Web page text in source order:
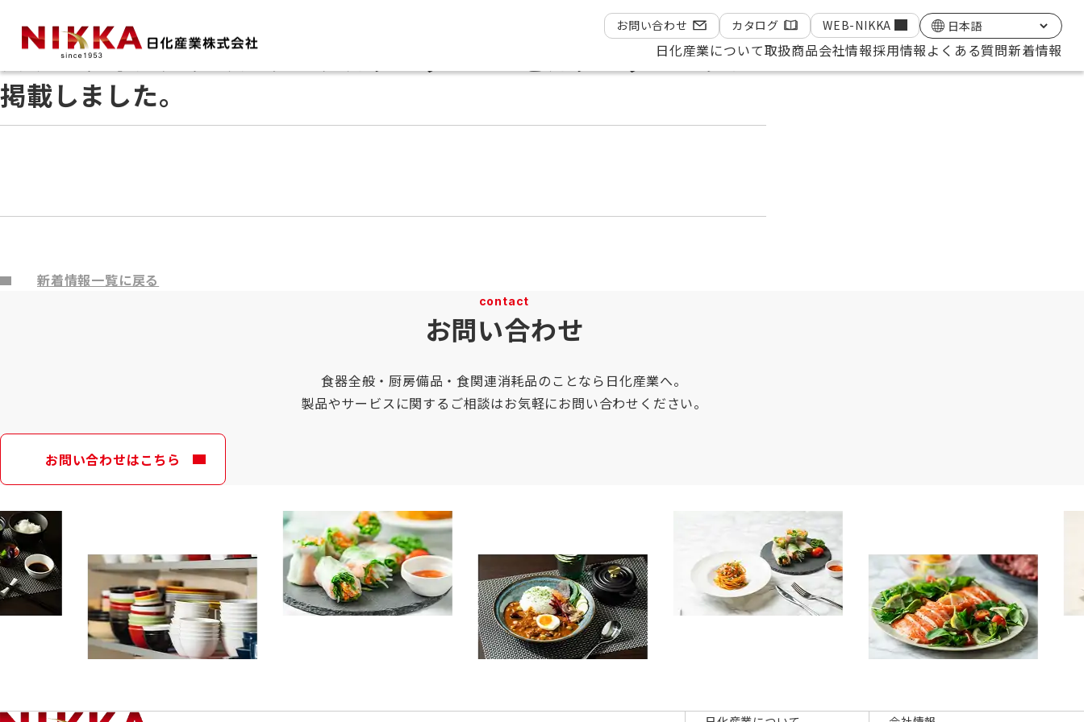
日化産業について取扱商品会社情報採用情報よくある質問新着情報
お問い合わせ カタログ WEB-NIKKA
スリーラインメラミンウェアカタログ 2026をカタログページに掲載しました。
スリーラインメラミンウェアカタログ 2026をカタログページに
掲載しました。
2025年10月06日 製品情報
新着情報一覧に戻る
お問い合わせ
contact
食器全般・厨房備品・食関連消耗品のことなら日化産業へ。
製品やサービスに関するご相談はお気軽にお問い合わせください。
お問い合わせはこちら